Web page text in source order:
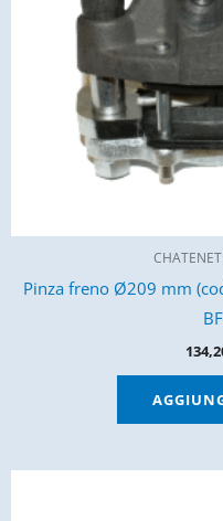
Pinza freno Ø209 mm